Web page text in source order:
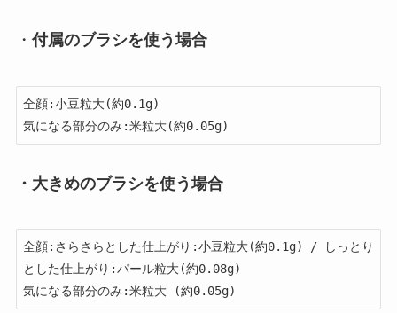
・付属のブラシを使う場合
全顔:小豆粒大(約0.1g)
気になる部分のみ:米粒大(約0.05g)
・大きめのブラシを使う場合
全顔:さらさらとした仕上がり:小豆粒大(約0.1g) / しっとり
とした仕上がり:パール粒大(約0.08g)
気になる部分のみ:米粒大 (約0.05g)